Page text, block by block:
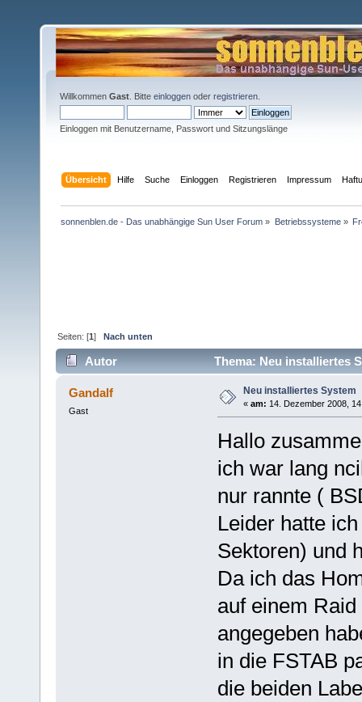
Willkommen Gast . Bitte einloggen oder registrieren
Einloggen mit Benutzername, Passwort und Sitzungslänge
Übersicht Hilfe Suche Einloggen Registrieren Impressum
sonnenblen.de - Das unabhängige Sun User Forum » Betriebssysteme»
Seiten: [1]Nach unten
Autor Thema: Neu installiertes
Gandalf
Gast
Neu installiertes System
« am: 14. Dezember 2008,
Hallo
ich war lang
nur rannte (
Leider hatte
Sektoren) und
Da ich das
auf einem
angegeben
in die FSTAB
die beiden